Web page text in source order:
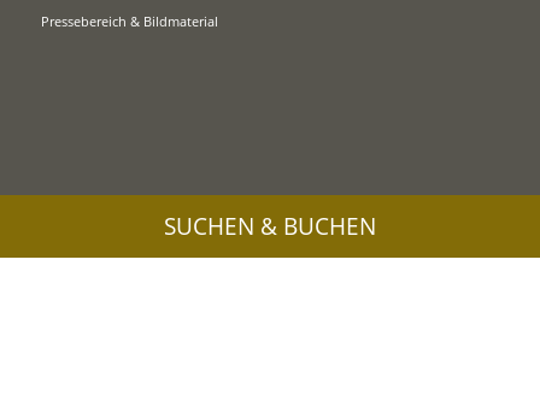
Pressebereich & Bildmaterial
SUCHEN & BUCHEN